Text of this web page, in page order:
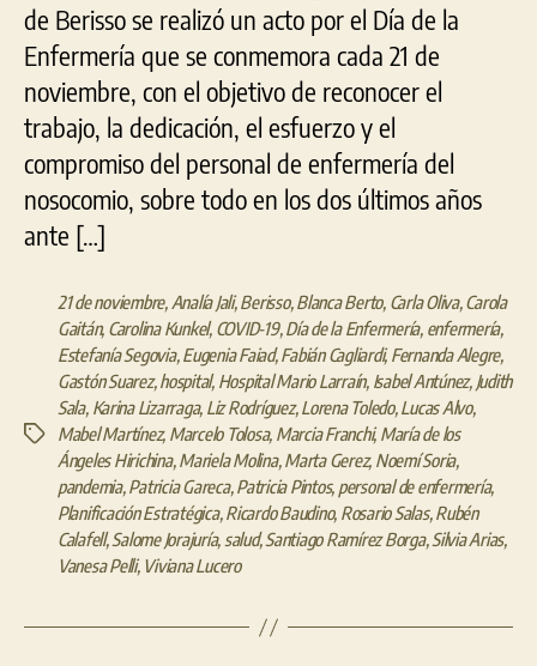
de Berisso se realizó un acto por el Día de la
Enfermería que se conmemora cada 21 de
noviembre, con el objetivo de reconocer el
trabajo, la dedicación, el esfuerzo y el
compromiso del personal de enfermería del
nosocomio, sobre todo en los dos últimos años
ante […]
Etiquetas
21 de noviembre, Analía Jali,Berisso,Blanca Berto, Carla Oliva,Carola
Gaitán, Carolina Kunkel, COVID-19,Día de la Enfermería, enfermería,
Estefanía Segovia,Eugenia Faiad,Fabián Cagliardi, Fernanda Alegre,
Gastón Suarez,hospital, Hospital Mario Larraín, Isabel Antúnez, Judith
Sala, Karina Lizarraga, Liz Rodríguez,Lorena Toledo,Lucas Alvo,
Mabel Martínez, Marcelo Tolosa, Marcia Franchi, María de los
Ángeles Hirichina,Mariela Molina,Marta Gerez, Noemí Soria,
pandemia,Patricia Gareca,Patricia Pintos, personal de enfermería,
Planificación Estratégica,Ricardo Baudino, Rosario Salas,Rubén
Calafell,Salome Jorajuría, salud,Santiago Ramírez Borga,Silvia Arias,
Vanesa Pelli, Viviana Lucero